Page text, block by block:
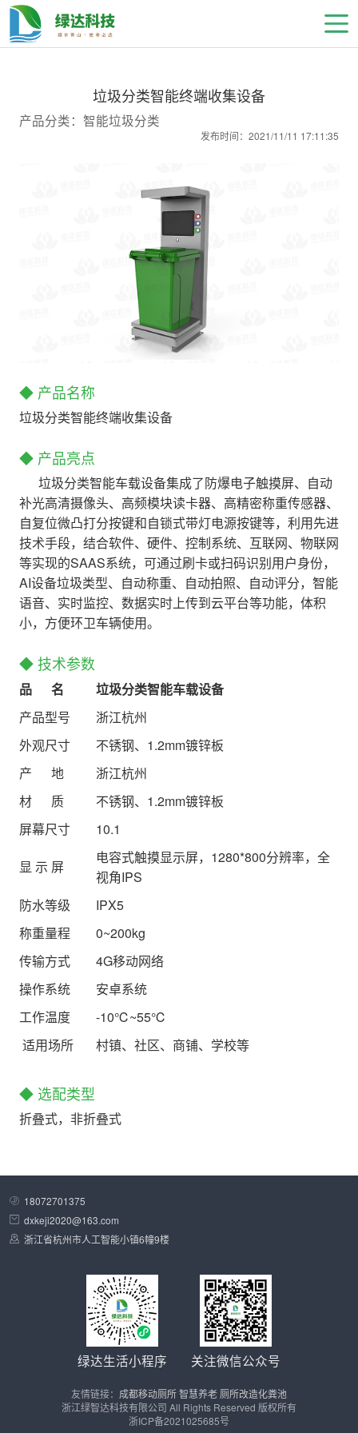
垃圾分类智能终端收集设备
产品分类：智能垃圾分类
发布时间：2021/11/11 17:11:35
◆ 产品名称
垃圾分类智能终端收集设备
◆ 产品亮点
垃圾分类智能车载设备集成了防爆电子触摸屏、自动
补光高清摄像头、高频模块读卡器、高精密称重传感器、
自复位微凸打分按键和自锁式带灯电源按键等，利用先进
技术手段，结合软件、硬件、控制系统、互联网、物联网
等实现的SAAS系统，可通过刷卡或扫码识别用户身份，
AI设备垃圾类型、自动称重、自动拍照、自动评分，智能
语音、实时监控、数据实时上传到云平台等功能，体积
小，方便环卫车辆使用。
◆ 技术参数
品 名
垃圾分类智能车载设备
产品型号
浙江杭州
外观尺寸
不锈钢、1.2mm镀锌板
产 地
浙江杭州
材 质
不锈钢、1.2mm镀锌板
屏幕尺寸
10.1
显 示 屏
电容式触摸显示屏，1280*800分辨率，全
视角IPS
防水等级
IPX5
称重量程
0~200kg
传输方式
4G移动网络
操作系统
安卓系统
工作温度
-10℃~55℃
适用场所
村镇、社区、商铺、学校等
◆ 选配类型
折叠式，非折叠式
18072701375
dxkeji2020@163.com
浙江省杭州市人工智能小镇6幢9楼
绿达生活小程序 关注微信公众号
友情链接： 成都移动厕所智慧养老 厕所改造化粪池
浙江绿智达科技有限公司 All Rights Reserved 版权所有
浙ICP备2021025685号